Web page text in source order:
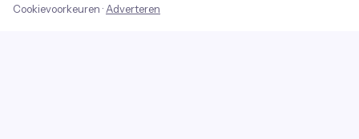
Cookievoorkeuren · Adverteren